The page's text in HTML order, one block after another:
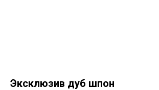
Эксклюзив дуб шпон